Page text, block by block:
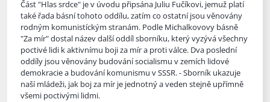
Část "Hlas srdce" je v úvodu připsána Juliu Fučíkovi, jemuž platí
také řada básní tohoto oddílu, zatím co ostatní jsou věnovány
rodným komunistíckým stranám. Podle Michalkovovy básně
"Za mír" dostal název další oddíl sborníku, který vyzývá všechny
poctivé lidi k aktivnímu boji za mír a proti válce. Dva poslední
oddíly jsou věnovány budování socialismu v zemích lidové
demokracie a budování komunismu v SSSR. - Sborník ukazuje
naší mládeži, jak boj za mír je jednotný a veden stejně upřímně
všemi poctivými lidmi.